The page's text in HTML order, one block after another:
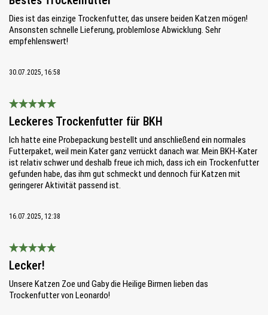
Dies ist das einzige Trockenfutter, das unsere beiden Katzen mögen!
Ansonsten schnelle Lieferung, problemlose Abwicklung. Sehr
empfehlenswert!
30.07.2025, 16:58
Bewertung mit 5 von 5 Sternen
Leckeres Trockenfutter für BKH
Ich hatte eine Probepackung bestellt und anschließend ein normales
Futterpaket, weil mein Kater ganz verrückt danach war. Mein BKH-Kater
ist relativ schwer und deshalb freue ich mich, dass ich ein Trockenfutter
gefunden habe, das ihm gut schmeckt und dennoch für Katzen mit
geringerer Aktivität passend ist.
16.07.2025, 12:38
Lecker!
Unsere Katzen Zoe und Gaby die Heilige Birmen lieben das
Trockenfutter von Leonardo!